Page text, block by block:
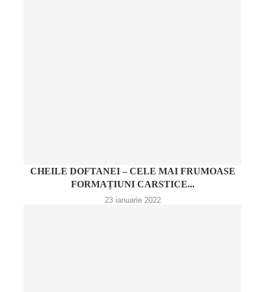
CHEILE DOFTANEI – CELE MAI FRUMOASE
FORMAȚIUNI CARSTICE...
23 ianuarie 2022